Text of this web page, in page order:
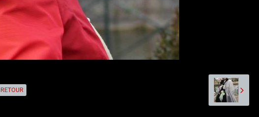
RETOUR